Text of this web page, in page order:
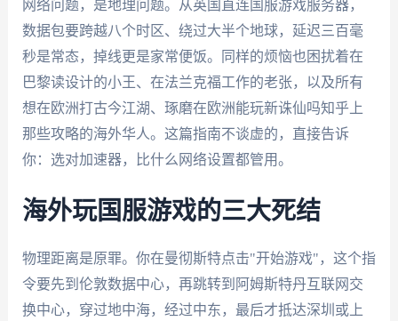
网络问题，是地理问题。从英国直连国服游戏服务器，
数据包要跨越八个时区、绕过大半个地球，延迟三百毫
秒是常态，掉线更是家常便饭。同样的烦恼也困扰着在
巴黎读设计的小王、在法兰克福工作的老张，以及所有
想在欧洲打古今江湖、琢磨在欧洲能玩新诛仙吗知乎上
那些攻略的海外华人。这篇指南不谈虚的，直接告诉
你：选对加速器，比什么网络设置都管用。
海外玩国服游戏的三大死结
物理距离是原罪。你在曼彻斯特点击"开始游戏"，这个指
令要先到伦敦数据中心，再跳转到阿姆斯特丹互联网交
换中心，穿过地中海，经过中东，最后才抵达深圳或上